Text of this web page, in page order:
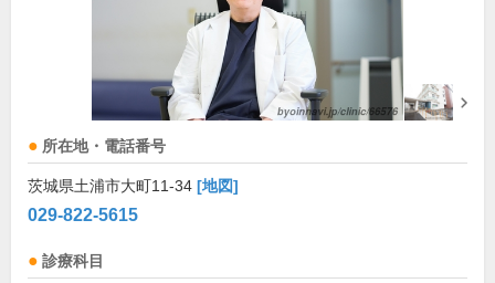
所在地・電話番号
茨城県土浦市大町11-34 [地図]
029-822-5615
診療科目